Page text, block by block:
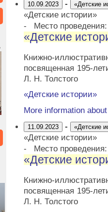
10.09.2023 - «Детские
«Детские истории»
-
Место
«Детские
Книжно-
посвященная 195-
Л. Н. Толстого
«Детские истории»
More information
11.09.2023 - «Детские
«Детские истории»
-
Место
«Детские
Книжно-
посвященная 195-
Л. Н. Толстого